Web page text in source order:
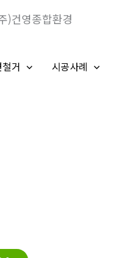
)건영종합환경
거 시공사례